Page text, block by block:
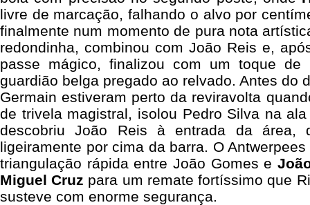
livre de marcação, falhando o alvo por
finalmente num momento de pura nota
redondinha, combinou com João Reis e,
passe mágico, finalizou com um toque de
guardião belga pregado ao relvado. Antes do
Germain estiveram perto da reviravolta
de trivela magistral, isolou Pedro Silva na
descobriu João Reis à entrada da área,
ligeiramente por cima da barra. O
triangulação rápida entre João Gomes e
Miguel Cruz para um remate fortíssimo que
susteve com enorme segurança.